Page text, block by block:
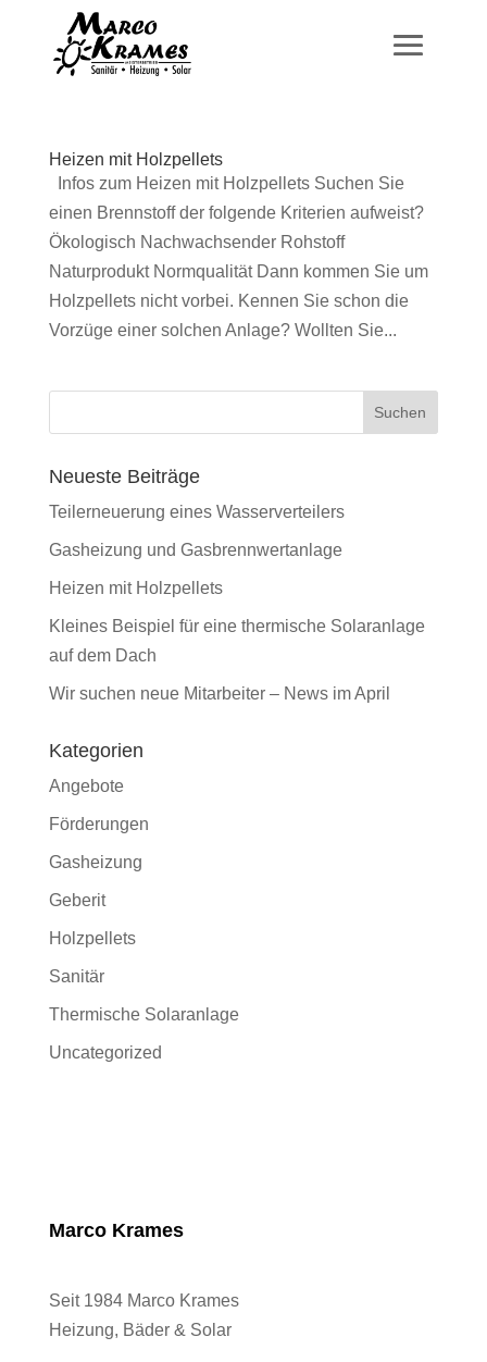
Heizen mit Holzpellets
Infos zum Heizen mit Holzpellets Suchen Sie
einen Brennstoff der folgende Kriterien aufweist?
Ökologisch Nachwachsender Rohstoff
Naturprodukt Normqualität Dann kommen Sie um
Holzpellets nicht vorbei. Kennen Sie schon die
Vorzüge einer solchen Anlage? Wollten Sie...
Neueste Beiträge
Teilerneuerung eines Wasserverteilers
Gasheizung und Gasbrennwertanlage
Heizen mit Holzpellets
Kleines Beispiel für eine thermische Solaranlage
auf dem Dach
Wir suchen neue Mitarbeiter – News im April
Kategorien
Angebote
Förderungen
Gasheizung
Geberit
Holzpellets
Sanitär
Thermische Solaranlage
Uncategorized
Marco Krames
Seit 1984 Marco Krames
Heizung, Bäder & Solar